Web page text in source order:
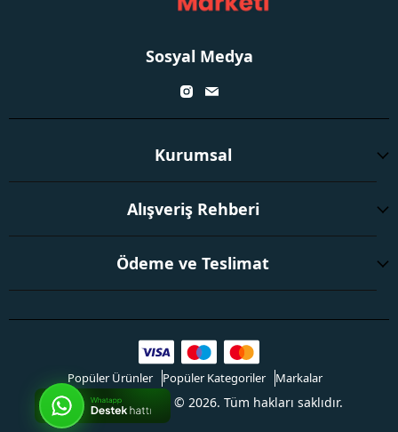
Sosyal Medya
Kurumsal
Alışveriş Rehberi
Ödeme ve Teslimat
Popüler Ürünler Popüler Kategoriler Markalar
Toptanmarketi.com © 2026. Tüm hakları saklıdır.